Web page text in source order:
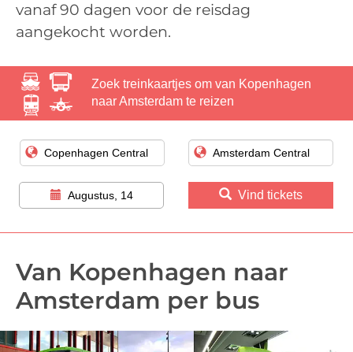
vanaf 90 dagen voor de reisdag
aangekocht worden.
Zoek treinkaartjes om van Kopenhagen
naar Amsterdam te reizen
Augustus, 14 Vind tickets
Van Kopenhagen naar
Amsterdam per bus